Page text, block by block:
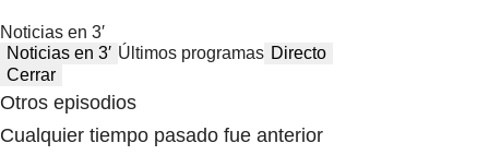
Noticias en 3′
Noticias en 3′ Últimos programas Directo
Cerrar
Otros episodios
Cualquier tiempo pasado fue anterior